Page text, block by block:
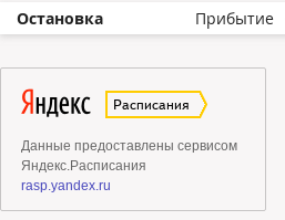
Остановка Прибытие